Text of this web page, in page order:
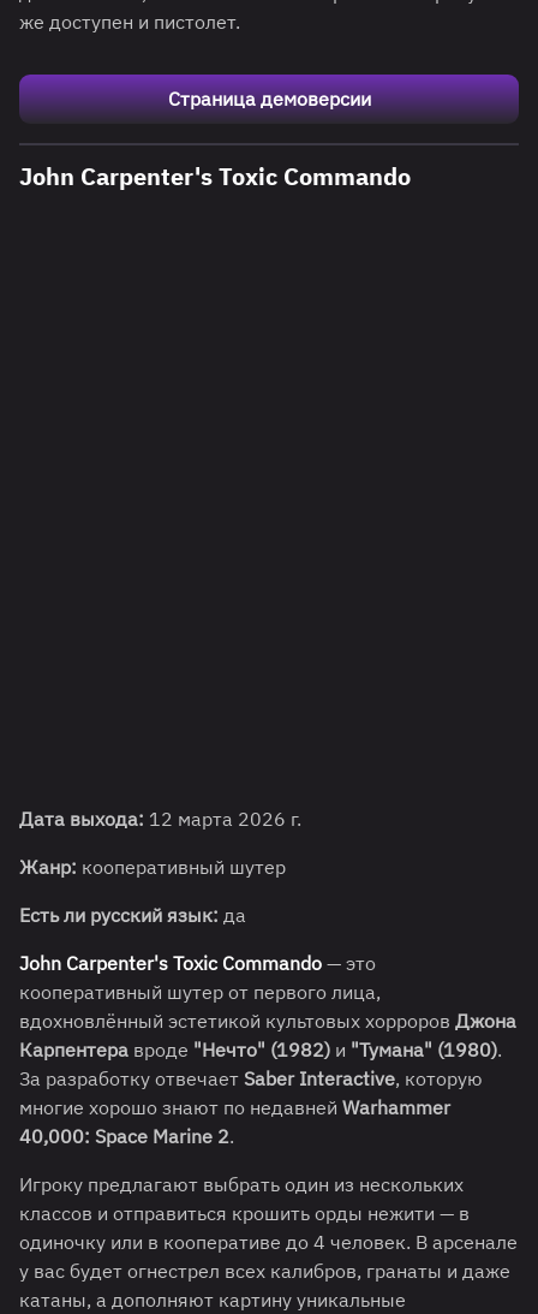
же доступен и пистолет.
Страница демоверсии
John Carpenter's Toxic Commando
Дата выхода: 12 марта 2026 г.
Жанр: кооперативный шутер
Есть ли русский язык: да
John Carpenter's Toxic Commando — это
кооперативный шутер от первого лица,
вдохновлённый эстетикой культовых хорроров Джона
Карпентера вроде "Нечто" (1982) и "Тумана" (1980).
За разработку отвечает Saber Interactive, которую
многие хорошо знают по недавней Warhammer
40,000: Space Marine 2.
Игроку предлагают выбрать один из нескольких
классов и отправиться крошить орды нежити — в
одиночку или в кооперативе до 4 человек. В арсенале
у вас будет огнестрел всех калибров, гранаты и даже
катаны, а дополняют картину уникальные